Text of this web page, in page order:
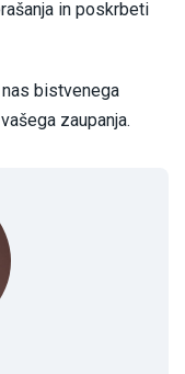
in poskrbeti
bistvenega
zaupanja.